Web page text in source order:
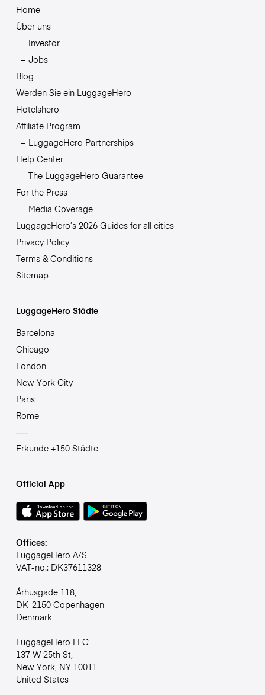
Home
Über uns
Investor
Jobs
Blog
Werden Sie ein LuggageHero
Hotelshero
Affiliate Program
LuggageHero Partnerships
Help Center
The LuggageHero Guarantee
For the Press
Media Coverage
LuggageHero’s 2026 Guides for all cities
Privacy Policy
Terms & Conditions
Sitemap
LuggageHero Städte
Barcelona
Chicago
London
New York City
Paris
Rome
Erkunde +150 Städte
Official App
Offices:
LuggageHero A/S
VAT-no.: DK37611328
Århusgade 118,
DK-2150 Copenhagen
Denmark
LuggageHero LLC
137 W 25th St,
New York, NY 10011
United States